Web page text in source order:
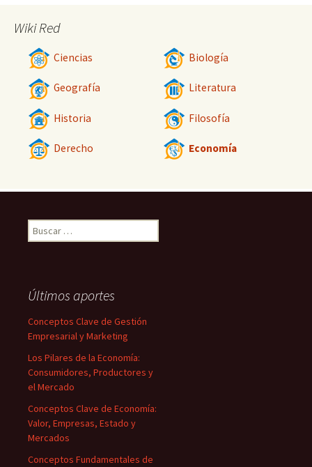
Wiki Red
Ciencias Biología
Geografía Literatura
Historia Filosofía
Derecho Economía
Buscar:
Últimos aportes
Conceptos Clave de Gestión
Empresarial y Marketing
Los Pilares de la Economía:
Consumidores, Productores y
el Mercado
Conceptos Clave de Economía:
Valor, Empresas, Estado y
Mercados
Conceptos Fundamentales de